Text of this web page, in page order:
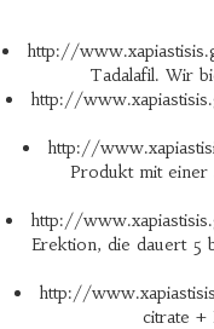
http://
Tadalafil. Wir
http://
http://
Produkt mit einer
http://
Erektion, die dauert 5
http://
citrate +